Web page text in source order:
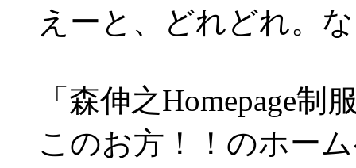
えーと、どれどれ。
「森伸之Homepage
このお方！！のホー